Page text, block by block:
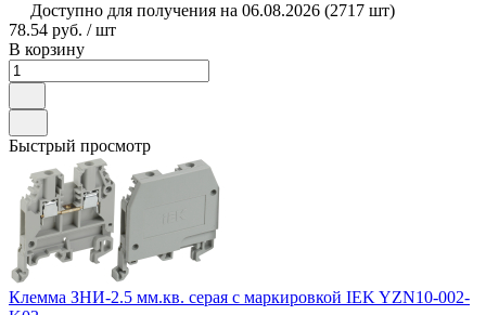
Доступно для получения на 06.08.2026 (2717 шт)
78.54 руб. / шт
В корзину
Быстрый просмотр
Клемма ЗНИ-2.5 мм.кв. серая с маркировкой IEK YZN10-002-